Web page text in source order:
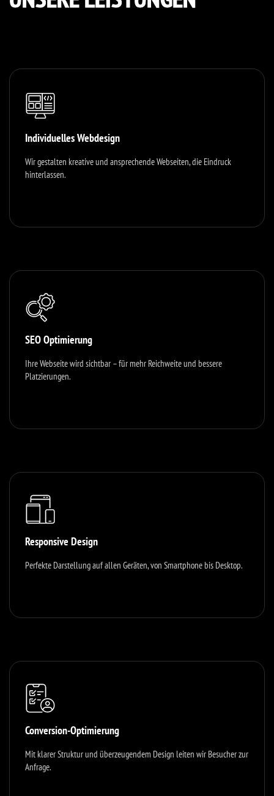
Individuelles Webdesign
Wir gestalten kreative und ansprechende Webseiten, die Eindruck
hinterlassen.
SEO Optimierung
Ihre Webseite wird sichtbar – für mehr Reichweite und bessere
Platzierungen.
Responsive Design
Perfekte Darstellung auf allen Geräten, von Smartphone bis Desktop.
Conversion-Optimierung
Mit klarer Struktur und überzeugendem Design leiten wir Besucher zur
Anfrage.